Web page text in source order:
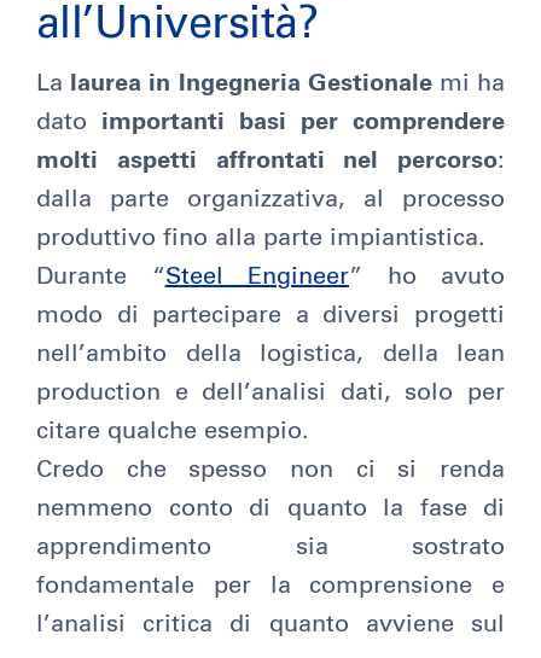
all’Università?
La laurea in Ingegneria Gestionalemi ha
dato importanti basi per comprendere
molti aspetti affrontati nel percorso:
dalla parte organizzativa, al processo
produttivo fino alla parte impiantistica.
Durante “Steel Engineer” ho avuto
modo di partecipare a diversi progetti
nell’ambito della logistica, della lean
production e dell’analisi dati, solo per
citare qualche esempio.
Credo che spesso non ci si renda
nemmeno conto di quanto la fase di
apprendimento sia sostrato
fondamentale per la comprensione e
l’analisi critica di quanto avviene sul